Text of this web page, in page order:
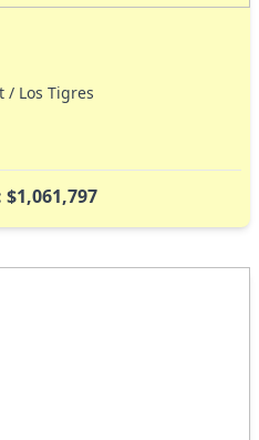
/ Los Tigres
$1,061,797